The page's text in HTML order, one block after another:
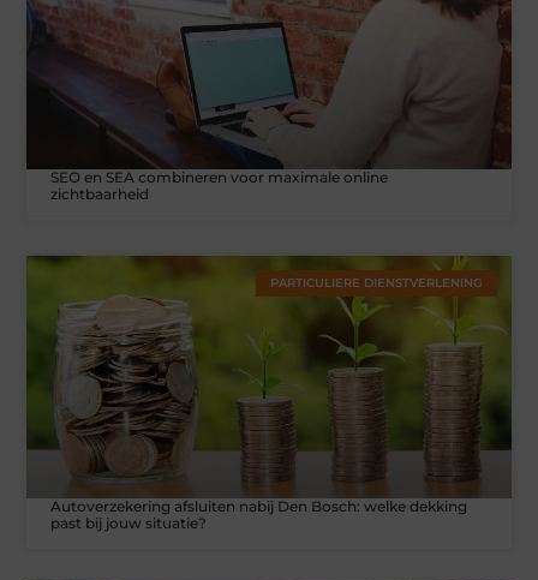
SEO en SEA combineren voor maximale online
zichtbaarheid
PARTICULIERE DIENSTVERLENING
Autoverzekering afsluiten nabij Den Bosch: welke dekking
past bij jouw situatie?